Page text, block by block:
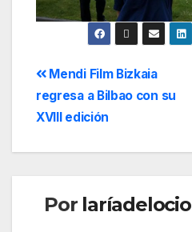
Mendi Film Bizkaia
regresa a Bilbao con su
XVIII edición
Por laríadelocio